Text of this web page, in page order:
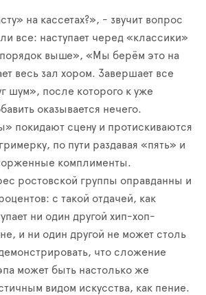
на кассетах?», - звучит вопрос
все: наступает черед «классики»
выше», «Мы берём это на
весь зал хором. Завершает все
шум», после которого к уже
оказывается нечего.
покидают сцену и протискиваются
по пути раздавая «пять» и
комплименты.
ростовской группы оправданны и
с такой отдачей, как
ни один другой хип-хоп-
и ни один другой не может столь
что сложение
может быть настолько же
видом искусства, как пение.